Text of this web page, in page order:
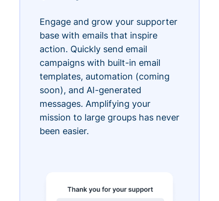
Engage and grow your supporter
base with emails that inspire
action. Quickly send email
campaigns with built-in email
templates, automation (coming
soon), and AI-generated
messages. Amplifying your
mission to large groups has never
been easier.